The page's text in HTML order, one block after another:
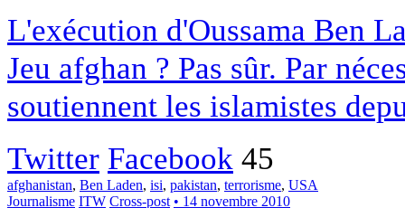
L'exécution d'Oussama Ben
Jeu afghan ? Pas sûr. Par
soutiennent les islamistes
Twitter Facebook 45
afghanistan, Ben Laden, isi, pakistan, terrorisme, USA
Journalisme ITW Cross-post • 14 novembre 2010